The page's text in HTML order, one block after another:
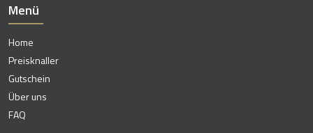
Menü
Home
Preisknaller
Gutschein
Über uns
FAQ